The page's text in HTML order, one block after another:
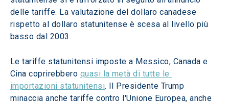
delle tariffe. La valutazione del dollaro canadese
rispetto al dollaro statunitense è scesa al livello più
basso dal 2003.
Le tariffe statunitensi imposte a Messico, Canada e
Cina coprirebbero quasi la metà di tutte le
importazioni statunitensi. Il Presidente Trump
minaccia anche tariffe contro l'Unione Europea, anche